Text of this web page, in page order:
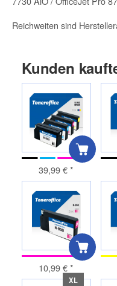
Reichweiten sind
Kunden
39,99 €*
10,99 €*
XL